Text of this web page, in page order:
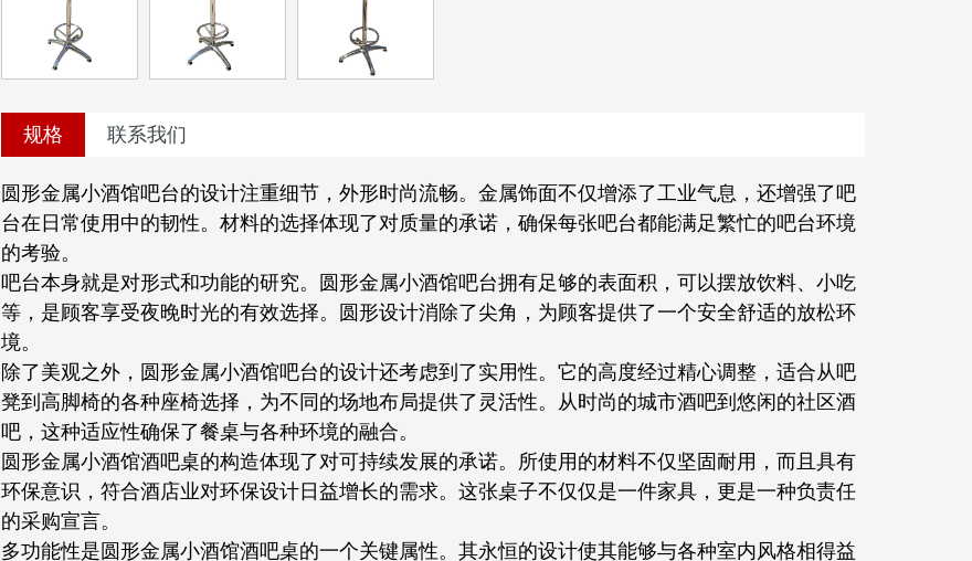
规格 联系我们
圆形金属小酒馆吧台的设计注重细节，外形时尚流畅。金属饰面不仅增添了工业气息，还增强了吧
台在日常使用中的韧性。材料的选择体现了对质量的承诺，确保每张吧台都能满足繁忙的吧台环境
的考验。
吧台本身就是对形式和功能的研究。圆形金属小酒馆吧台拥有足够的表面积，可以摆放饮料、小吃
等，是顾客享受夜晚时光的有效选择。圆形设计消除了尖角，为顾客提供了一个安全舒适的放松环
境。
除了美观之外，圆形金属小酒馆吧台的设计还考虑到了实用性。它的高度经过精心调整，适合从吧
凳到高脚椅的各种座椅选择，为不同的场地布局提供了灵活性。从时尚的城市酒吧到悠闲的社区酒
吧，这种适应性确保了餐桌与各种环境的融合。
圆形金属小酒馆酒吧桌的构造体现了对可持续发展的承诺。所使用的材料不仅坚固耐用，而且具有
环保意识，符合酒店业对环保设计日益增长的需求。这张桌子不仅仅是一件家具，更是一种负责任
的采购宣言。
多功能性是圆形金属小酒馆酒吧桌的一个关键属性。其永恒的设计使其能够与各种室内风格相得益